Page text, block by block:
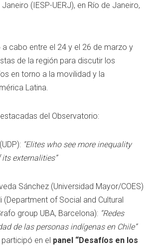
(IESP-UERJ), en Río de Janeiro,
a cabo entre el 24 y el 26 de marzo y
de la región para discutir los
en torno a la movilidad y la
Latina.
del Observatorio:
“Elites who see more inequality
externalities”
Sánchez (Universidad Mayor/COES)
(Department of Social and Cultural
group UBA, Barcelona): “Redes
de las personas indígenas en Chile”
en el panel “Desafíos en los